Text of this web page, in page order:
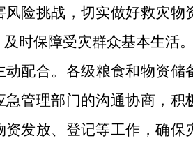
风险挑战，切实做好救灾物
时保障受灾群众基本生活
动配合。 各级粮食和物资储
急管理部门的沟通协商，积
资发放、登记等工作，确保